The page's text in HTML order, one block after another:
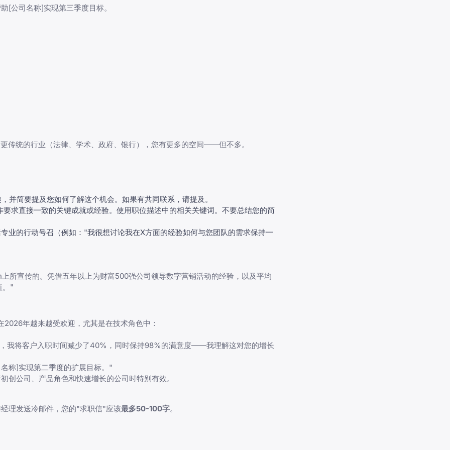
[公司名称]实现第三季度目标。
传统的行业（法律、学术、政府、银行），您有更多的空间——但不多。
并简要提及您如何了解这个机会。如果有共同联系，请提及。
求直接一致的关键成就或经验。使用职位描述中的相关关键词。不要总结您的简
业的行动号召（例如："我很想讨论我在X方面的经验如何与您团队的需求保持一
所宣传的。凭借五年以上为财富500强公司领导数字营销活动的经验，以及平均
。"
年越来越受欢迎，尤其是在技术角色中：
我将客户入职时间减少了40%，同时保持98%的满意度——我理解这对您的增长
称]实现第二季度的扩展目标。"
创公司、产品角色和快速增长的公司时特别有效。
理发送冷邮件，您的"求职信"应该最多50-100字。